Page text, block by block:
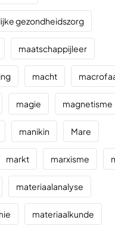
gezondheidszorg
maatschappijleer
macht
magie magnetisme
manikin Mare
markt marxisme
materiaalanalyse
materiaalkunde